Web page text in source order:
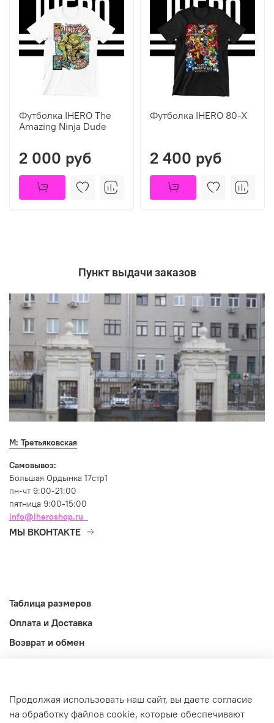
Футболка IHERO The
Amazing Ninja Dude
2 000 руб
Футболка IHERO 80-Х
2 400 руб
Пункт выдачи заказов
М: Третьяковская
Самовывоз:
Большая Ордынка 17стр1
пн-чт 9:00-21:00
пятница 9:00-15:00
info@iheroshop.ru
МЫ ВКОНТАКТЕ
Таблица размеров
Оплата и Доставка
Возврат и обмен
Продолжая использовать наш сайт, вы даете согласие
на обработку файлов cookie, которые обеспечивают